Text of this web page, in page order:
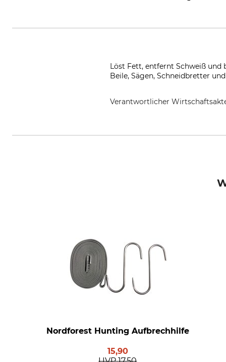
Löst Fett, entfernt Schweiß und
Beile, Sägen, Schneidbretter
Verantwortlicher
Nordforest Hunting Aufbrechhilfe
15,90